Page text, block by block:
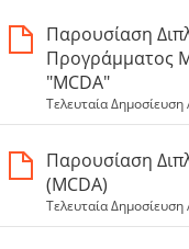
Παρουσίαση
Προγράμματος
"ΜCDA"
Τελευταία
Παρουσίαση
(MCDA)
Τελευταία